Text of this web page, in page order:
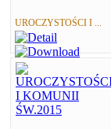
UROCZYSTOŚCI I ...